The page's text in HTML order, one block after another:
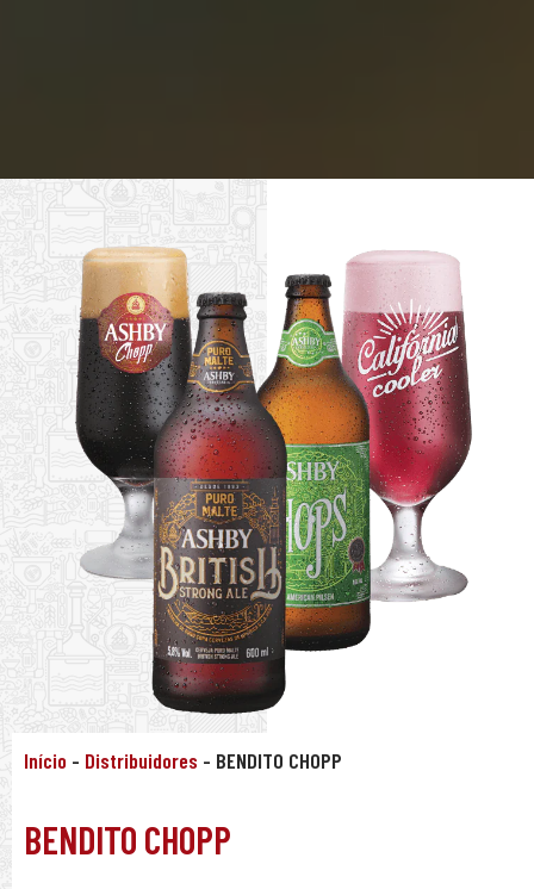
Início - Distribuidores - BENDITO CHOPP
BENDITO CHOPP